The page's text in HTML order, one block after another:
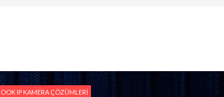
IP KAMERA ÇÖZÜMLERI